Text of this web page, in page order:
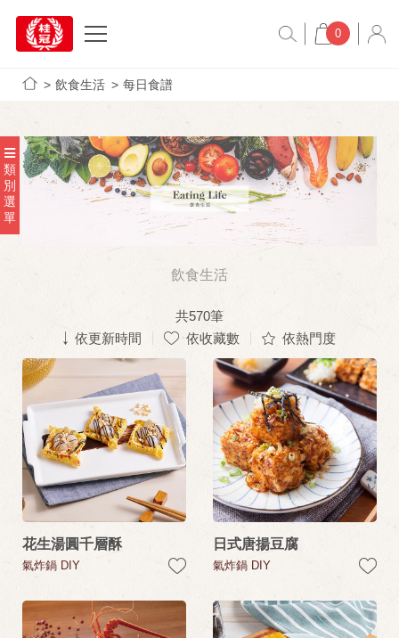
0
飲食生活 每日食譜
類
別
選
單
飲食生活
共570筆
依更新時間
依收藏數 依熱門度
花生湯圓千層酥
氣炸鍋 DIY
日式唐揚豆腐
氣炸鍋 DIY